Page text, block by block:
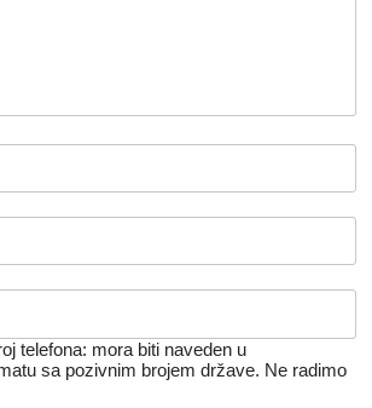
telefona: mora biti naveden u
sa pozivnim brojem države. Ne radimo